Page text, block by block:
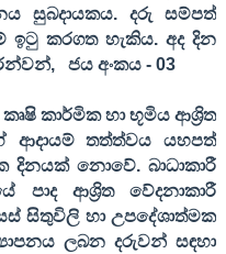
සුබදායකය. දරු සම්පත්
ඉටු කරගත හැකිය. අද දින
, ජය අංකය -03
කාර්මික හා භූමිය ආශ්‍රිත
ආදායම් තත්ත්වය යහපත්
දිනයක් නොවේ. බාධාකාරී
ආශ්‍රිත වේදනාකාරී
සිතුවිලි හා උපදේශාත්මක
ලබන දරුවන් සඳහා